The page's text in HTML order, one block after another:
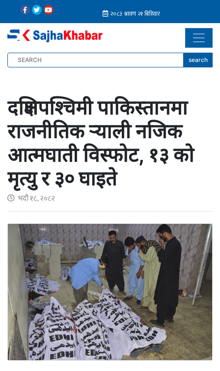
search
दक्षिणपश्चिमी पाकिस्तानमा
राजनीतिक र्‍याली नजिक
आत्मघाती विस्फोट, १३ को
मृत्यु र ३० घाइते
भदौ १८, २०८२